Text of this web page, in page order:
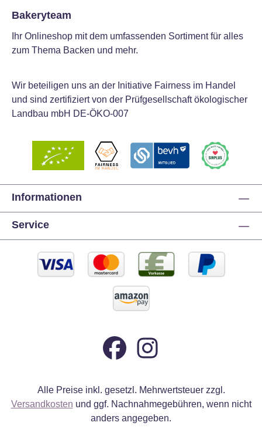
Bakeryteam
Ihr Onlineshop mit dem umfassenden Sortiment für alles
zum Thema Backen und mehr.
Wir beteiligen uns an der Initiative Fairness im Handel
und sind zertifiziert von der Prüfgesellschaft ökologischer
Landbau mbH DE-ÖKO-007
Informationen
Service
Alle Preise inkl. gesetzl. Mehrwertsteuer zzgl.
Versandkosten und ggf. Nachnahmegebühren, wenn nicht
anders angegeben.